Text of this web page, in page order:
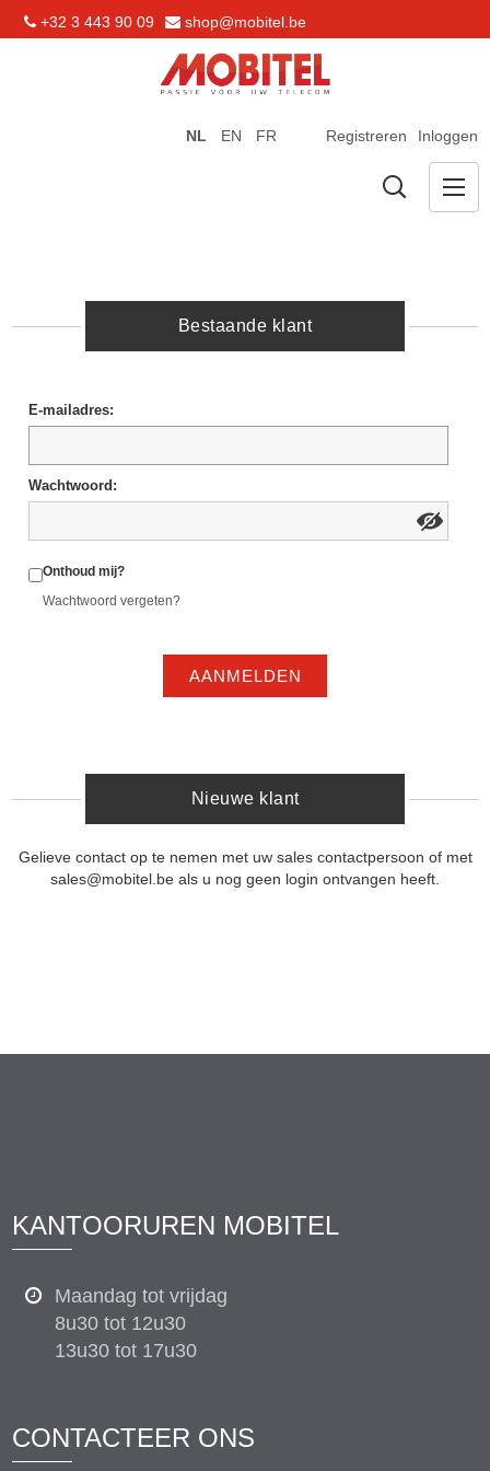
+32 3 443 90 09 shop@mobitel.be
Registreren Inloggen
NL EN FR
Bestaande klant
E-mailadres:
Wachtwoord:
Onthoud mij?
Wachtwoord vergeten?
AANMELDEN
Nieuwe klant
Gelieve contact op te nemen met uw sales contactpersoon of met
sales@mobitel.be als u nog geen login ontvangen heeft.
KANTOORUREN MOBITEL
Maandag tot vrijdag
8u30 tot 12u30
13u30 tot 17u30
CONTACTEER ONS